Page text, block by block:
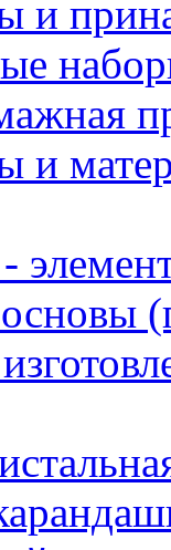
и
и